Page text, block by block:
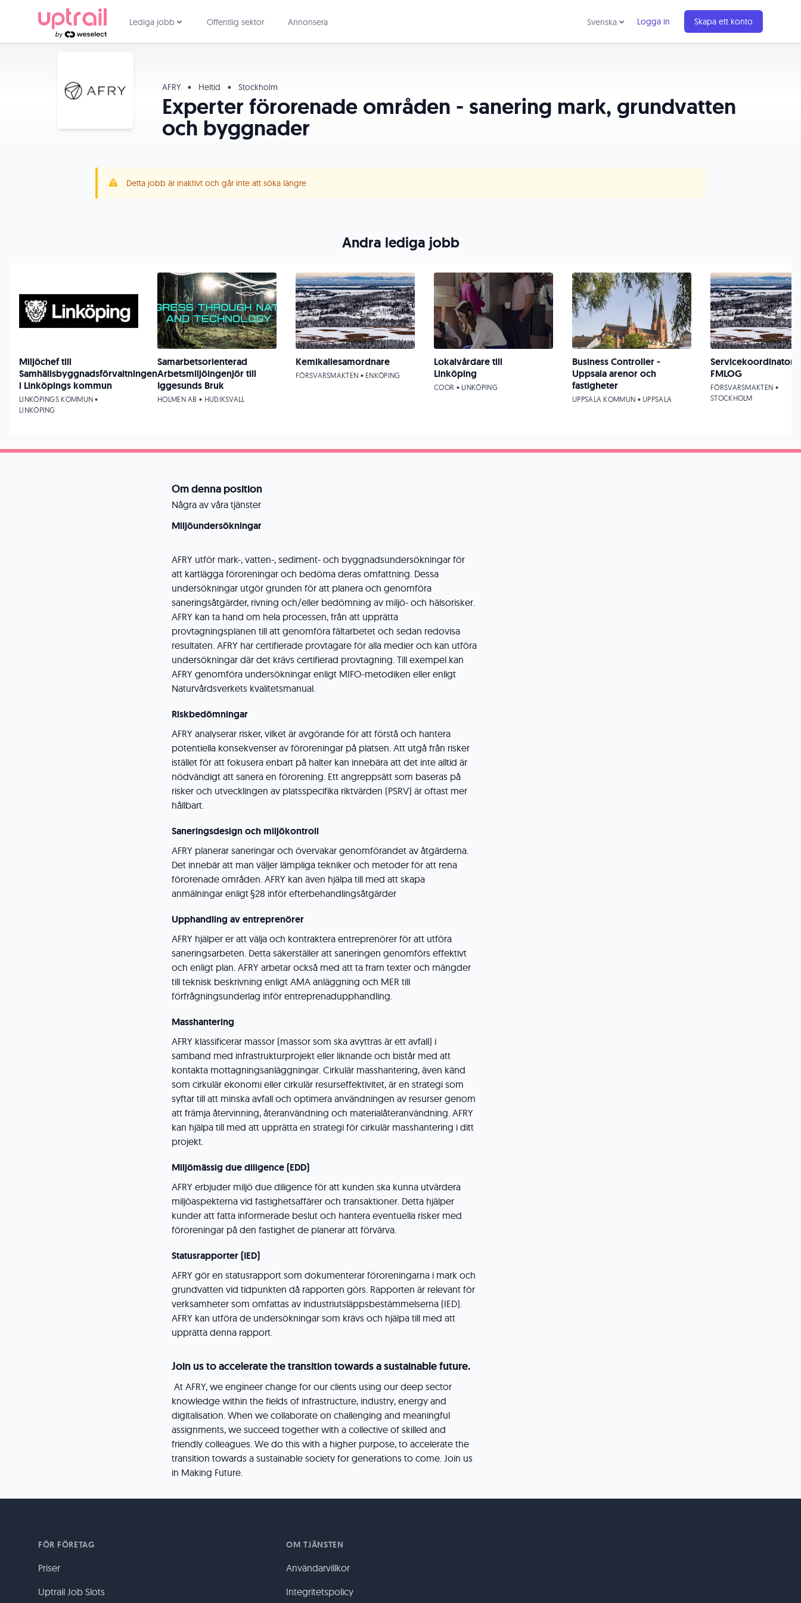
Lediga jobb Offentlig sektor Annonsera Svenska Logga in Skapa ett konto
AFRY • Heltid • Stockholm
Experter förorenade områden - sanering mark, grundvatten
och byggnader
Detta jobb är inaktivt och går inte att söka längre
Om denna position
Några av våra tjänster
Miljöundersökningar
AFRY utför mark-, vatten-, sediment- och byggnadsundersökningar för
att kartlägga föroreningar och bedöma deras omfattning. Dessa
undersökningar utgör grunden för att planera och genomföra
saneringsåtgärder, rivning och/eller bedömning av miljö- och hälsorisker.
AFRY kan ta hand om hela processen, från att upprätta
provtagningsplanen till att genomföra fältarbetet och sedan redovisa
resultaten. AFRY har certifierade provtagare för alla medier och kan utföra
undersökningar där det krävs certifierad provtagning. Till exempel kan
AFRY genomföra undersökningar enligt MIFO-metodiken eller enligt
Naturvårdsverkets kvalitetsmanual.
Riskbedömningar
AFRY analyserar risker, vilket är avgörande för att förstå och hantera
potentiella konsekvenser av föroreningar på platsen. Att utgå från risker
istället för att fokusera enbart på halter kan innebära att det inte alltid är
nödvändigt att sanera en förorening. Ett angreppsätt som baseras på
risker och utvecklingen av platsspecifika riktvärden (PSRV) är oftast mer
hållbart.
Saneringsdesign och miljökontroll
AFRY planerar saneringar och övervakar genomförandet av åtgärderna.
Det innebär att man väljer lämpliga tekniker och metoder för att rena
förorenade områden. AFRY kan även hjälpa till med att skapa
anmälningar enligt §28 inför efterbehandlingsåtgärder
Upphandling av entreprenörer
AFRY hjälper er att välja och kontraktera entreprenörer för att utföra
saneringsarbeten. Detta säkerställer att saneringen genomförs effektivt
och enligt plan. AFRY arbetar också med att ta fram texter och mängder
till teknisk beskrivning enligt AMA anläggning och MER till
förfrågningsunderlag inför entreprenadupphandling.
Masshantering
AFRY klassificerar massor (massor som ska avyttras är ett avfall) i
samband med infrastrukturprojekt eller liknande och bistår med att
kontakta mottagningsanläggningar. Cirkulär masshantering, även känd
som cirkulär ekonomi eller cirkulär resurseffektivitet, är en strategi som
syftar till att minska avfall och optimera användningen av resurser genom
att främja återvinning, återanvändning och materialåteranvändning. AFRY
kan hjälpa till med att upprätta en strategi för cirkulär masshantering i ditt
projekt.
Miljömässig due diligence (EDD)
AFRY erbjuder miljö due diligence för att kunden ska kunna utvärdera
miljöaspekterna vid fastighetsaffärer och transaktioner. Detta hjälper
kunder att fatta informerade beslut och hantera eventuella risker med
föroreningar på den fastighet de planerar att förvärva.
Statusrapporter (IED)
AFRY gör en statusrapport som dokumenterar föroreningarna i mark och
grundvatten vid tidpunkten då rapporten görs. Rapporten är relevant för
verksamheter som omfattas av industriutsläppsbestämmelserna (IED).
AFRY kan utföra de undersökningar som krävs och hjälpa till med att
upprätta denna rapport.
Join us to accelerate the transition towards a sustainable future.
At AFRY, we engineer change for our clients using our deep sector
knowledge within the fields of infrastructure, industry, energy and
digitalisation. When we collaborate on challenging and meaningful
assignments, we succeed together with a collective of skilled and
friendly colleagues. We do this with a higher purpose, to accelerate the
transition towards a sustainable society for generations to come. Join us
in Making Future.
Andra lediga jobb
Miljöchef till
Samhällsbyggnadsförvaltningen
i Linköpings kommun
LINKÖPINGS KOMMUN •
LINKÖPING
Samarbetsorienterad
Arbetsmiljöingenjör till
Iggesunds Bruk
HOLMEN AB • HUDIKSVALL
Kemikaliesamordnare
FÖRSVARSMAKTEN • ENKÖPING
Lokalvårdare till
Linköping
COOR • LINKÖPING
Business Controller -
Uppsala arenor och
fastigheter
UPPSALA KOMMUN • UPPSALA
Servicekoordinator
FMLOG
FÖRSVARSMAKTEN •
STOCKHOLM
FÖR FÖRETAG
Priser
Uptrail Job Slots
OM TJÄNSTEN
Användarvillkor
Integritetspolicy